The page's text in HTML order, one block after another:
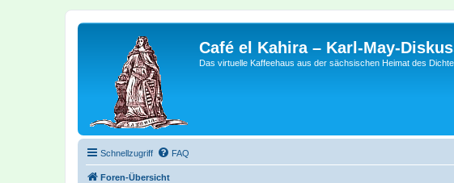
Café el Kahira – Karl-May-
Das virtuelle Kaffeehaus aus der sächsischen Heimat des
Schnellzugriff FAQ
Foren-Übersicht